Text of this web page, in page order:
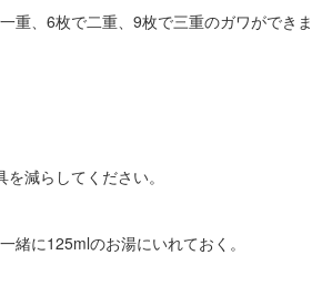
、6枚で二重、9枚で三重のガワができま
減らしてください。
緒に125mlのお湯にいれておく。